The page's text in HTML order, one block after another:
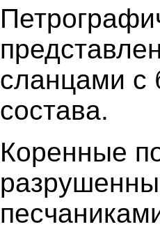
сланцами с
состава.
Коренные